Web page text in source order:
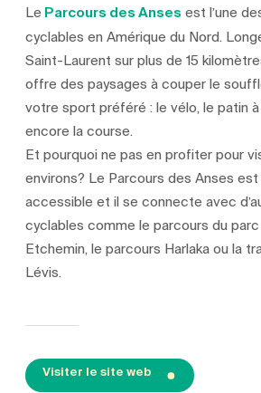
Le Parcours des Anses est l’une
cyclables en Amérique du Nord.
Saint-Laurent sur plus de 15
offre des paysages à couper le
votre sport préféré : le vélo, le patin
encore la course.
Et pourquoi ne pas en profiter pour
environs? Le Parcours des Anses
accessible et il se connecte avec
cyclables comme le parcours du
Etchemin, le parcours Harlaka ou la
Lévis.
Visiter le site web